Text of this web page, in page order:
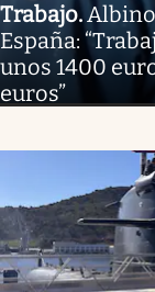
Trabajo.
España:
unos 1400
euros”